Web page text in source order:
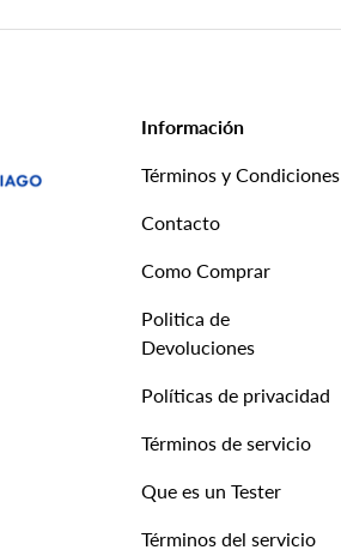
Información
Términos y Condiciones
Contacto
Como Comprar
Politica de
Devoluciones
Políticas de privacidad
Términos de servicio
Que es un Tester
Términos del servicio